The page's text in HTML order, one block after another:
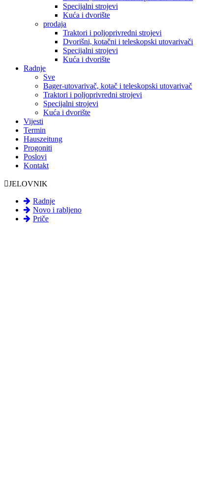
Specijalni strojevi
Kuća i dvorište
prodaja
Traktori i poljoprivredni strojevi
Dvorišni, kotačni i teleskopski utovarivači
Specijalni strojevi
Kuća i dvorište
Radnje
Sve
Bager-utovarivač, kotač i teleskopski utovarivač
Traktori i poljoprivredni strojevi
Specijalni strojevi
Kuća i dvorište
Vijesti
Termin
Hauszeitung
Progoniti
Poslovi
Kontakt
JELOVNIK
Radnje
Novo i rabljeno
Priče